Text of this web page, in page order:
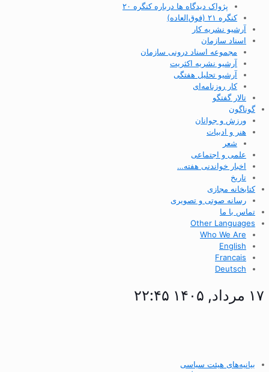
پژواک دیدگاه ها درباره کنگره ۲۰
کنگره ۲۱ (فوق‌العاده)
آرشیو نشریه کار
اسناد سازمان
مجموعه اسناد درونی سازمان
آرشیو نشریه اکثریت
آرشیو تحلیل هفتگی
کار روزنامه‌ای
تالار گفتگو
گوناگون
ورزش و جوانان
هنر و ادبیات
شعر
علمی و اجتماعی
اخبار خواندنی هفته…
تاریخ
کتابخانه مجازی
رسانه صوتی و تصویری
تماس با ما
Other Languages
Who We Are
English
Francais
Deutsch
۱۷ مرداد, ۱۴۰۵ ۲۲:۴۵
بیانیه‌های هیئت سیاسی